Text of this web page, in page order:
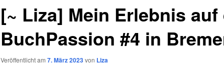
[~ Liza] Mein Erlebnis auf
BuchPassion #4 in
Veröffentlicht am 7. März 2023von Liza